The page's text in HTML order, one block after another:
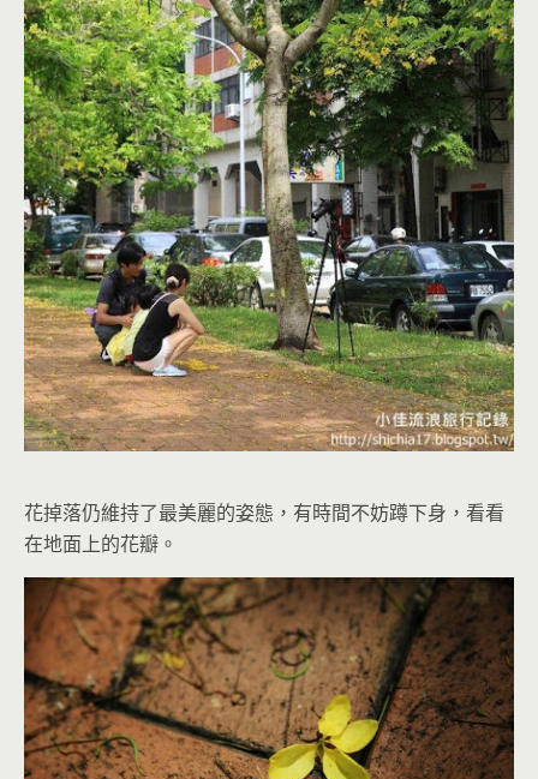
花掉落仍維持了最美麗的姿態，有時間不妨蹲下身，看看
在地面上的花瓣。